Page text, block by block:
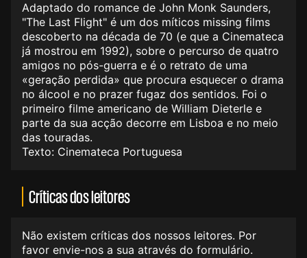
Adaptado do romance de John Monk Saunders,
"The Last Flight" é um dos míticos missing films
descoberto na década de 70 (e que a Cinemateca
já mostrou em 1992), sobre o percurso de quatro
amigos no pós-guerra e é o retrato de uma
«geração perdida» que procura esquecer o drama
no álcool e no prazer fugaz dos sentidos. Foi o
primeiro filme americano de William Dieterle e
parte da sua acção decorre em Lisboa e no meio
das touradas.
Texto: Cinemateca Portuguesa
Críticas dos leitores
Não existem críticas dos nossos leitores. Por
favor envie-nos a sua através do formulário.